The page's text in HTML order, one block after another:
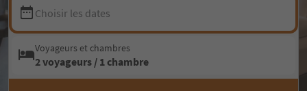
Choisir les dates
Voyageurs et chambres
2 voyageurs / 1 chambre